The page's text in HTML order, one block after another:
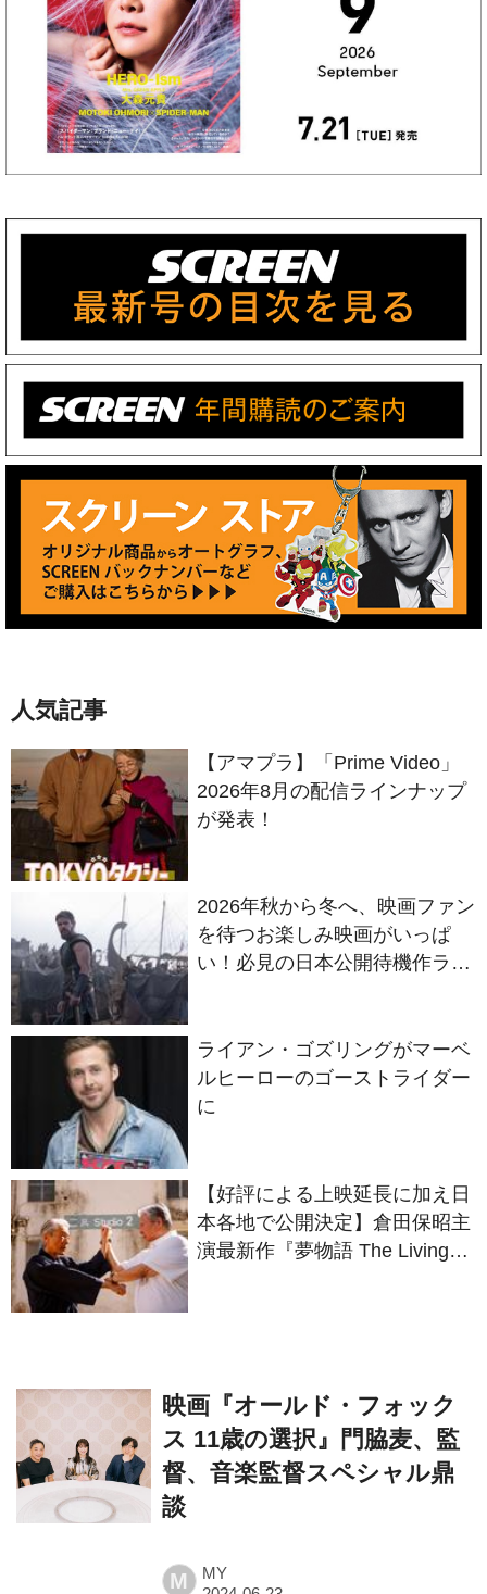
人気記事
【アマプラ】「Prime Video」
2026年8月の配信ラインナップ
が発表！
2026年秋から冬へ、映画ファン
を待つお楽しみ映画がいっぱ
い！必見の日本公開待機作ライ
ライアン・ゴズリングがマーベ
ルヒーローのゴーストライダー
に
【好評による上映延長に加え日
本各地で公開決定】倉田保昭主
演最新作『夢物語 The Living
映画『オールド・フォック
ス 11歳の選択』⾨脇⻨、監
督、⾳楽監督スペシャル⿍
談
M MY